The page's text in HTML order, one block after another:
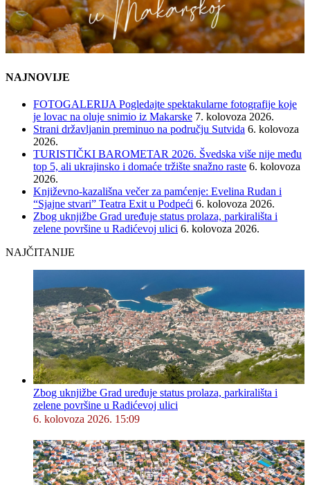
NAJNOVIJE
FOTOGALERIJA Pogledajte spektakularne fotografije koje
je lovac na oluje snimio iz Makarske 7. kolovoza 2026.
Strani državljanin preminuo na području Sutvida 6. kolovoza
2026.
TURISTIČKI BAROMETAR 2026. Švedska više nije među
top 5, ali ukrajinsko i domaće tržište snažno raste 6. kolovoza
2026.
Književno-kazališna večer za pamćenje: Evelina Rudan i
“Sjajne stvari” Teatra Exit u Podpeći 6. kolovoza 2026.
Zbog uknjižbe Grad uređuje status prolaza, parkirališta i
zelene površine u Radićevoj ulici 6. kolovoza 2026.
NAJČITANIJE
Zbog uknjižbe Grad uređuje status prolaza, parkirališta i
zelene površine u Radićevoj ulici
6. kolovoza 2026. 15:09